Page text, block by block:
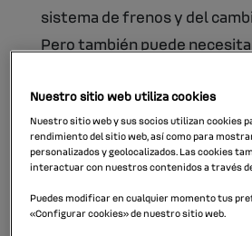
sistema de frenos y del
Pero también puede
La mayoría de veces en que
debe a una mala conducción,
un acelerado desgaste de
Sin embargo,también es
cambiar el embrague del
Nuestro sitio web utiliza cookies
Nuestro sitio web y sus socios utilizan cookies
rendimiento del sitio web, así como para
personalizados y geolocalizados. Las cookies
interactuar con nuestros contenidos a través
Puedes modificar en cualquier momento tus
«Configurar cookies» de nuestro sitio web.